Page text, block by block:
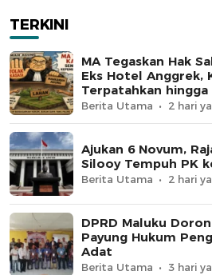
TERKINI
MA Tegaskan Hak
Eks Hotel Anggrek,
Terpatahkan hingga
Berita Utama 2 hari
Ajukan 6 Novum,
Silooy Tempuh PK
Berita Utama 2 hari
DPRD Maluku
Payung Hukum
Adat
Berita Utama 3 hari